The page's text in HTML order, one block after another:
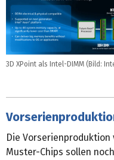
3D XPoint als Intel-DIMM (Bild:
Die
Muster-Chips sollen